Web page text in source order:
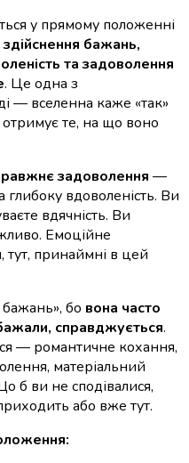
у прямому положенні
здійснення бажань,
та задоволення
. Це одна з
— вселенна каже «так»
те, на що воно
задоволення —
вдоволеність. Ви
вдячність. Ви
Емоційне
тут, принаймні в цей
бо вона часто
справджується.
— романтичне кохання,
матеріальний
б ви не сподівалися,
або вже тут.